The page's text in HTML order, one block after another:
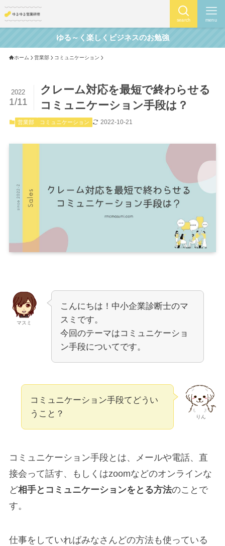
search menu
ゆる～く楽しくビジネスのお勉強
ホーム 営業部 コミュニケーション
クレーム対応を最短で終わらせる
コミュニケーション手段は？
2022
1/11
営業部 コミュニケーション 2022-10-21
マスミ
こんにちは！中小企業診断士のマ
スミです。
今回のテーマはコミュニケーショ
ン手段についてです。
りん
コミュニケーション手段てどうい
うこと？
コミュニケーション手段とは、メールや電話、直
接会って話す、もしくはzoomなどのオンラインな
ど相手とコミュニケーションをとる方法のことで
す。
仕事をしていればみなさんどの方法も使っている